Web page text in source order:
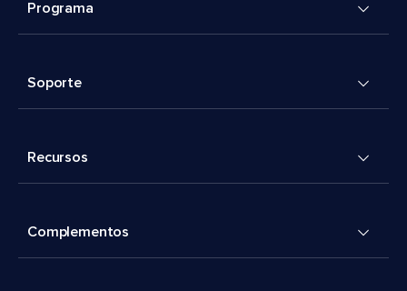
Programa
Soporte
Recursos
Complementos